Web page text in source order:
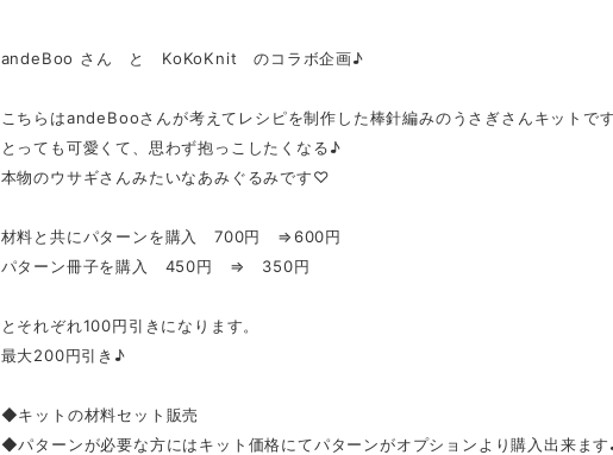
andeBoo さん と KoKoKnit のコラボ企画♪
こちらはandeBooさんが考えてレシピを制作した棒針編みのうさぎさんキットです
とっても可愛くて、思わず抱っこしたくなる♪
本物のウサギさんみたいなあみぐるみです♡
材料と共にパターンを購入 700円 ⇒600円
パターン冊子を購入 450円 ⇒ 350円
とそれぞれ100円引きになります。
最大200円引き♪
◆キットの材料セット販売
◆パターンが必要な方にはキット価格にてパターンがオプションより購入出来ま